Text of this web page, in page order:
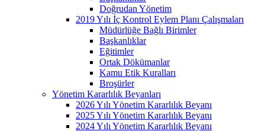
Doğrudan Yönetim
2019 Yılı İç Kontrol Eylem Planı Çalışmaları
Müdürlüğe Bağlı Birimler
Başkanlıklar
Eğitimler
Ortak Dökümanlar
Kamu Etik Kuralları
Broşürler
Yönetim Kararlılık Beyanları
2026 Yılı Yönetim Kararlılık Beyanı
2025 Yılı Yönetim Kararlılık Beyanı
2024 Yılı Yönetim Kararlılık Beyanı